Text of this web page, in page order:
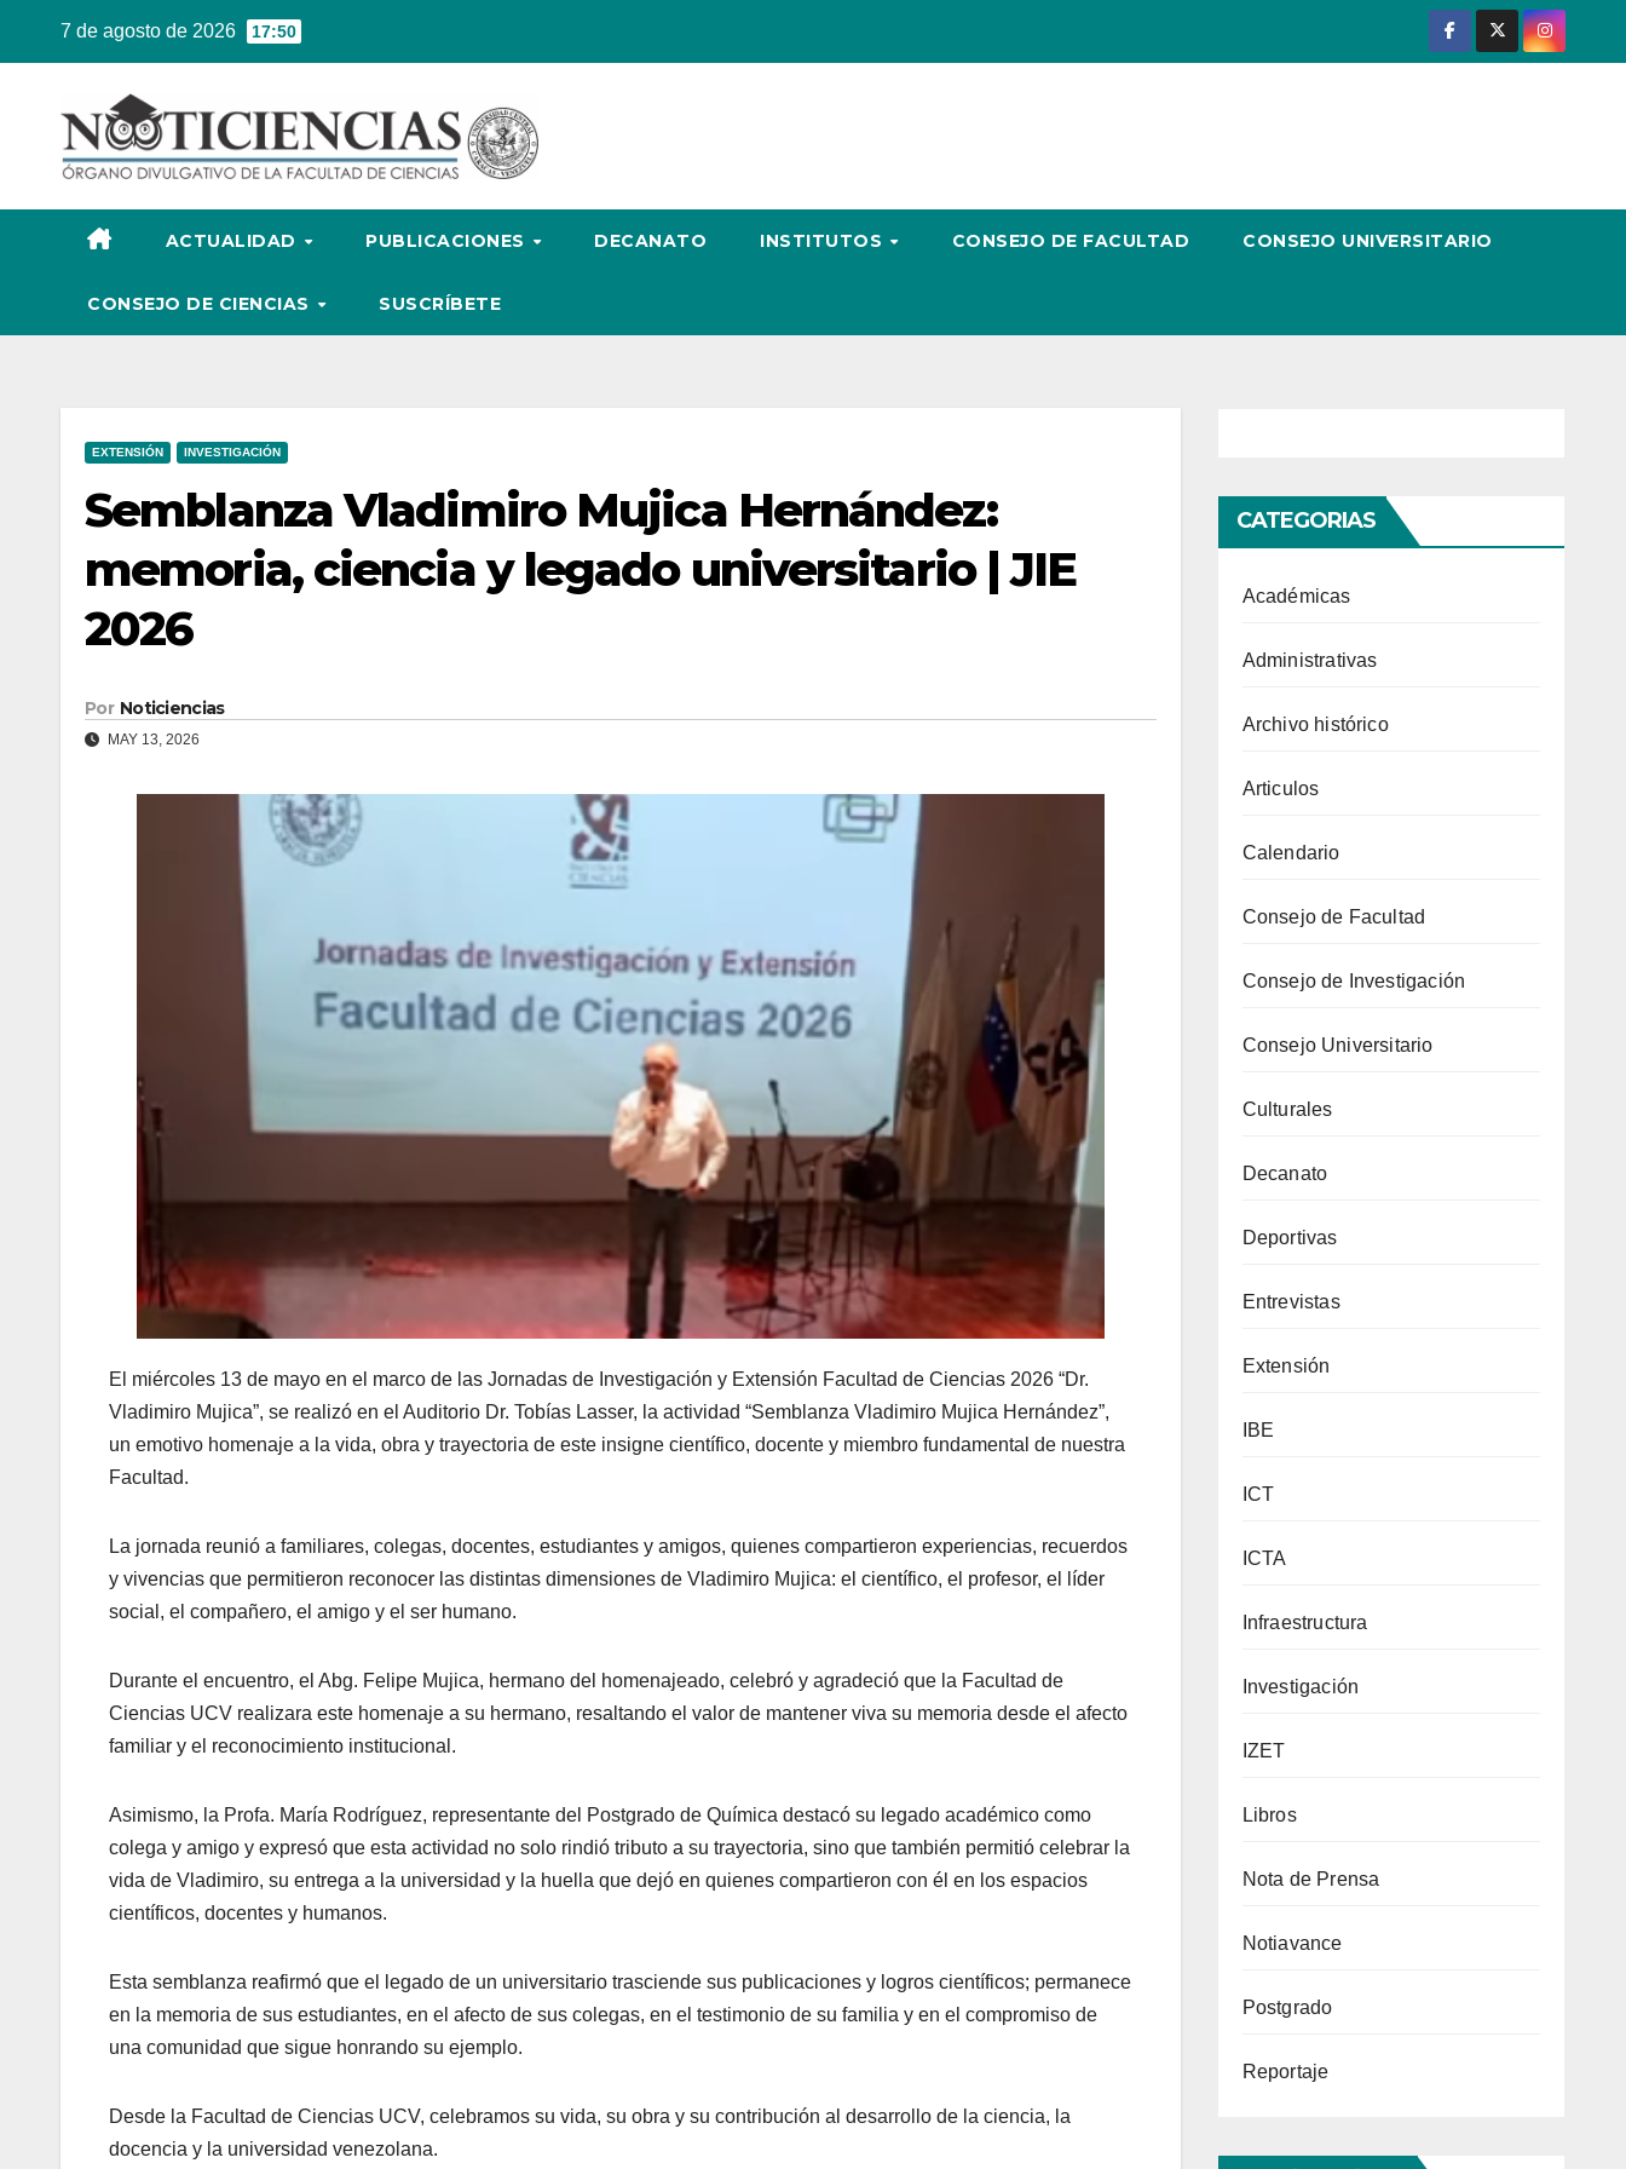
7 de agosto de 2026 17:50
ACTUALIDAD PUBLICACIONES DECANATO INSTITUTOS CONSEJO DE FACULTAD CONSEJO UNIVERSITARIO
CONSEJO DE CIENCIAS SUSCRÍBETE
EXTENSIÓN INVESTIGACIÓN
Semblanza Vladimiro Mujica Hernández:
memoria, ciencia y legado universitario | JIE
2026
Por Noticiencias
MAY 13, 2026
El miércoles 13 de mayo en el marco de las Jornadas de Investigación y Extensión Facultad de Ciencias 2026 “Dr.
Vladimiro Mujica”, se realizó en el Auditorio Dr. Tobías Lasser, la actividad “Semblanza Vladimiro Mujica Hernández”,
un emotivo homenaje a la vida, obra y trayectoria de este insigne científico, docente y miembro fundamental de nuestra
Facultad.
La jornada reunió a familiares, colegas, docentes, estudiantes y amigos, quienes compartieron experiencias, recuerdos
y vivencias que permitieron reconocer las distintas dimensiones de Vladimiro Mujica: el científico, el profesor, el líder
social, el compañero, el amigo y el ser humano.
Durante el encuentro, el Abg. Felipe Mujica, hermano del homenajeado, celebró y agradeció que la Facultad de
Ciencias UCV realizara este homenaje a su hermano, resaltando el valor de mantener viva su memoria desde el afecto
familiar y el reconocimiento institucional.
Asimismo, la Profa. María Rodríguez, representante del Postgrado de Química destacó su legado académico como
colega y amigo y expresó que esta actividad no solo rindió tributo a su trayectoria, sino que también permitió celebrar la
vida de Vladimiro, su entrega a la universidad y la huella que dejó en quienes compartieron con él en los espacios
científicos, docentes y humanos.
Esta semblanza reafirmó que el legado de un universitario trasciende sus publicaciones y logros científicos; permanece
en la memoria de sus estudiantes, en el afecto de sus colegas, en el testimonio de su familia y en el compromiso de
una comunidad que sigue honrando su ejemplo.
Desde la Facultad de Ciencias UCV, celebramos su vida, su obra y su contribución al desarrollo de la ciencia, la
docencia y la universidad venezolana.
CATEGORIAS
Académicas
Administrativas
Archivo histórico
Articulos
Calendario
Consejo de Facultad
Consejo de Investigación
Consejo Universitario
Culturales
Decanato
Deportivas
Entrevistas
Extensión
IBE
ICT
ICTA
Infraestructura
Investigación
IZET
Libros
Nota de Prensa
Notiavance
Postgrado
Reportaje